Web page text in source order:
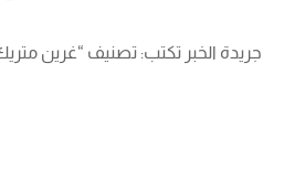
جريدة الخبر تكتب: تصنيف “غرين